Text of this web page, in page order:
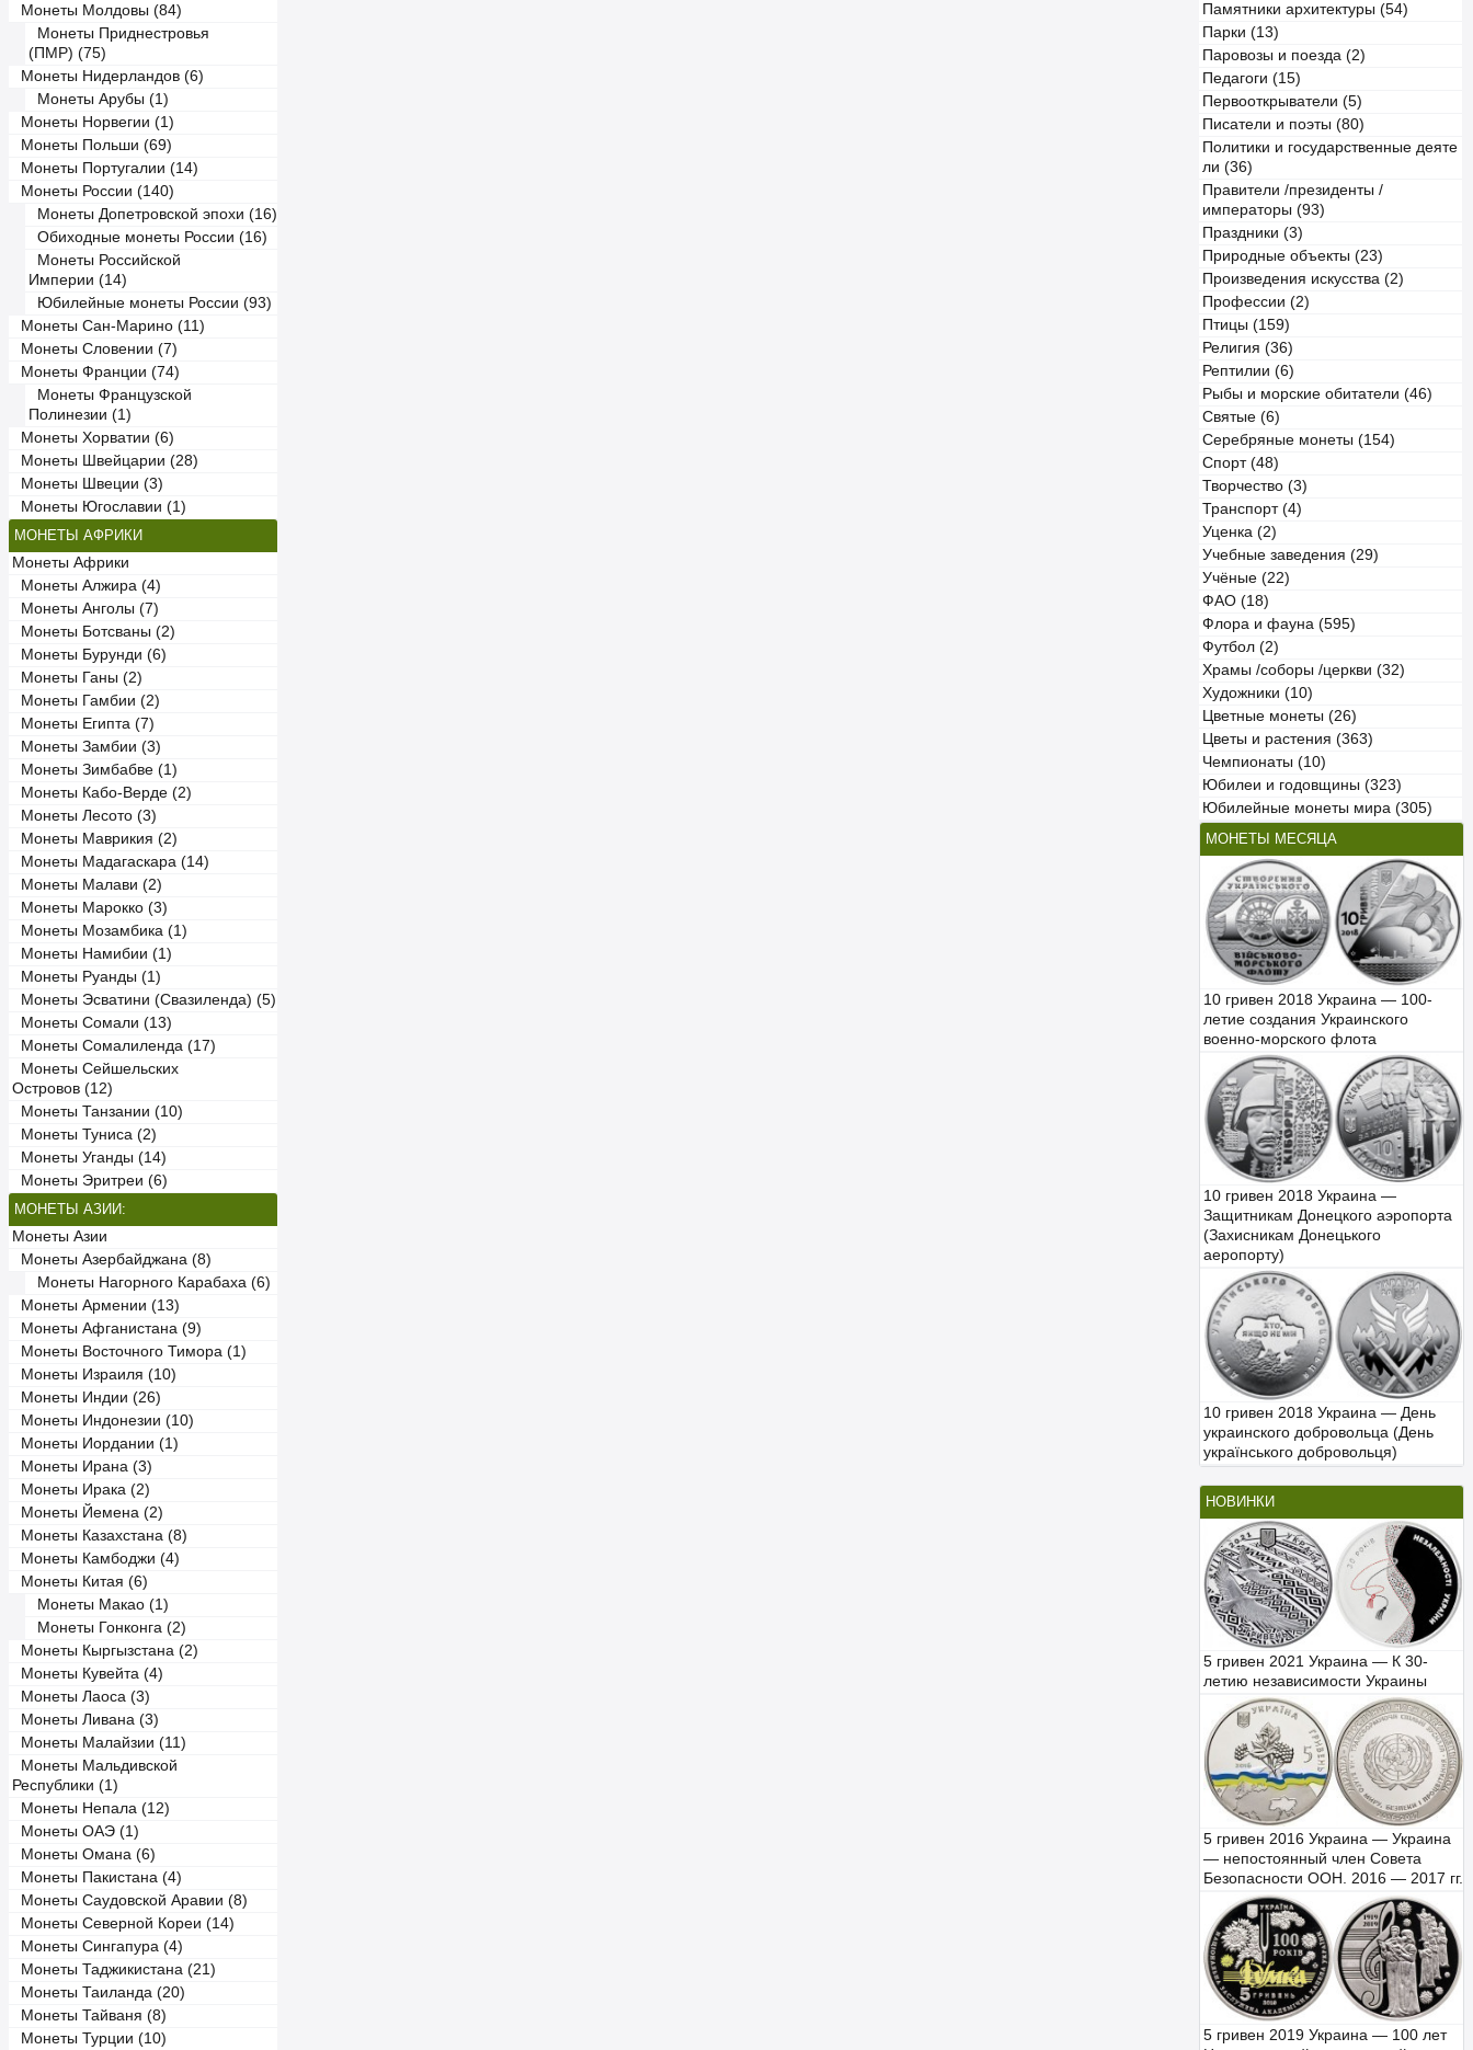
Монеты Молдовы (84)
Монеты Приднестровья
(ПМР) (75)
Монеты Нидерландов (6)
Монеты Арубы (1)
Монеты Норвегии (1)
Монеты Польши (69)
Монеты Португалии (14)
Монеты России (140)
Монеты Допетровской эпохи (16)
Обиходные монеты России (16)
Монеты Российской
Империи (14)
Юбилейные монеты России (93)
Монеты Сан-Марино (11)
Монеты Словении (7)
Монеты Франции (74)
Монеты Французской
Полинезии (1)
Монеты Хорватии (6)
Монеты Швейцарии (28)
Монеты Швеции (3)
Монеты Югославии (1)
МОНЕТЫ АФРИКИ
Монеты Африки
Монеты Алжира (4)
Монеты Анголы (7)
Монеты Ботсваны (2)
Монеты Бурунди (6)
Монеты Ганы (2)
Монеты Гамбии (2)
Монеты Египта (7)
Монеты Замбии (3)
Монеты Зимбабве (1)
Монеты Кабо-Верде (2)
Монеты Лесото (3)
Монеты Маврикия (2)
Монеты Мадагаскара (14)
Монеты Малави (2)
Монеты Марокко (3)
Монеты Мозамбика (1)
Монеты Намибии (1)
Монеты Руанды (1)
Монеты Эсватини (Свазиленда) (5)
Монеты Сомали (13)
Монеты Сомалиленда (17)
Монеты Сейшельских
Островов (12)
Монеты Танзании (10)
Монеты Туниса (2)
Монеты Уганды (14)
Монеты Эритреи (6)
МОНЕТЫ АЗИИ:
Монеты Азии
Монеты Азербайджана (8)
Монеты Нагорного Карабаха (6)
Монеты Армении (13)
Монеты Афганистана (9)
Монеты Восточного Тимора (1)
Монеты Израиля (10)
Монеты Индии (26)
Монеты Индонезии (10)
Монеты Иордании (1)
Монеты Ирана (3)
Монеты Ирака (2)
Монеты Йемена (2)
Монеты Казахстана (8)
Монеты Камбоджи (4)
Монеты Китая (6)
Монеты Макао (1)
Монеты Гонконга (2)
Монеты Кыргызстана (2)
Монеты Кувейта (4)
Монеты Лаоса (3)
Монеты Ливана (3)
Монеты Малайзии (11)
Монеты Мальдивской
Республики (1)
Монеты Непала (12)
Монеты ОАЭ (1)
Монеты Омана (6)
Монеты Пакистана (4)
Монеты Саудовской Аравии (8)
Монеты Северной Кореи (14)
Монеты Сингапура (4)
Монеты Таджикистана (21)
Монеты Таиланда (20)
Монеты Тайваня (8)
Монеты Турции (10)
Памятники архитектуры (54)
Парки (13)
Паровозы и поезда (2)
Педагоги (15)
Первооткрыватели (5)
Писатели и поэты (80)
Политики и государственные деяте
ли (36)
Правители /президенты /
императоры (93)
Праздники (3)
Природные объекты (23)
Произведения искусства (2)
Профессии (2)
Птицы (159)
Религия (36)
Рептилии (6)
Рыбы и морские обитатели (46)
Святые (6)
Серебряные монеты (154)
Спорт (48)
Творчество (3)
Транспорт (4)
Уценка (2)
Учебные заведения (29)
Учёные (22)
ФАО (18)
Флора и фауна (595)
Футбол (2)
Храмы /соборы /церкви (32)
Художники (10)
Цветные монеты (26)
Цветы и растения (363)
Чемпионаты (10)
Юбилеи и годовщины (323)
Юбилейные монеты мира (305)
МОНЕТЫ МЕСЯЦА
10 гривен 2018 Украина — 100-
летие создания Украинского
военно-морского флота
10 гривен 2018 Украина —
Защитникам Донецкого аэропорта
(Захисникам Донецького
аеропорту)
10 гривен 2018 Украина — День
украинского добровольца (День
українського добровольця)
НОВИНКИ
5 гривен 2021 Украина — К 30-
летию независимости Украины
5 гривен 2016 Украина — Украина
— непостоянный член Совета
Безопасности ООН. 2016 — 2017 гг.
5 гривен 2019 Украина — 100 лет